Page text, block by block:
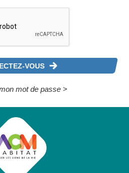
VOUS
mot de passe >